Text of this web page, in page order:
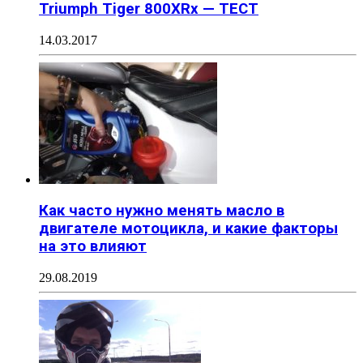
Triumph Tiger 800XRx — ТЕСТ
14.03.2017
Как часто нужно менять масло в
двигателе мотоцикла, и какие факторы
на это влияют
29.08.2019